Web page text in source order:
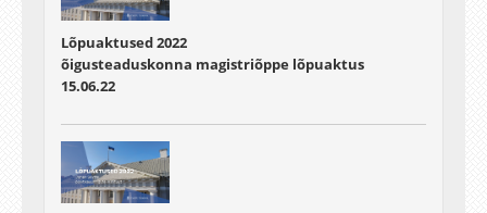
Lõpuaktused 2022
õigusteaduskonna magistriõppe lõpuaktus
15.06.22